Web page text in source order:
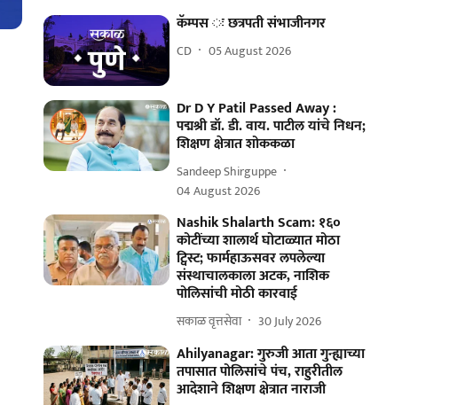
कॅम्पस ः छत्रपती संभाजीनगर
CD 05 August 2026
Dr D Y Patil Passed Away :
पद्मश्री डॉ. डी. वाय. पाटील यांचे निधन;
शिक्षण क्षेत्रात शोककळा
Sandeep Shirguppe
04 August 2026
Nashik Shalarth Scam: १६०
कोटींच्या शालार्थ घोटाळ्यात मोठा
ट्विस्ट; फार्महाऊसवर लपलेल्या
संस्थाचालकाला अटक, नाशिक
पोलिसांची मोठी कारवाई
सकाळ वृत्तसेवा 30 July 2026
Ahilyanagar: गुरुजी आता गुन्ह्याच्या
तपासात पोलिसांचे पंच, राहुरीतील
आदेशाने शिक्षण क्षेत्रात नाराजी